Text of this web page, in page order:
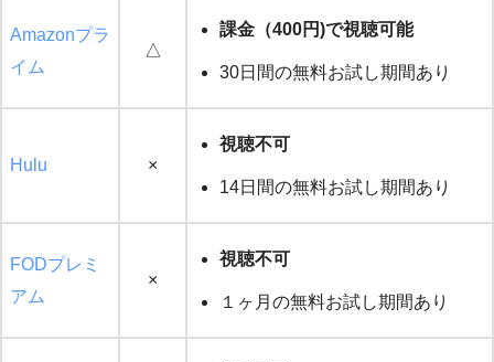
Amazonプラ
イム
△
課金（400円)で視聴可能
30日間の無料お試し期間あり
Hulu ×
視聴不可
14日間の無料お試し期間あり
FODプレミ
アム
×
視聴不可
１ヶ月の無料お試し期間あり